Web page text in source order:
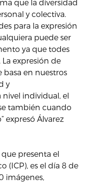
que la diversidad
y colectiva.
para la expresión
puede ser
ya que todes
expresión de
basa en nuestros
y
individual, el
también cuando
expresó Álvarez
presenta el
(ICP), es el día 8 de
imágenes,